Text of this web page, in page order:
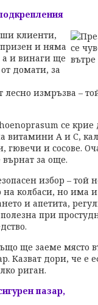
клиенти,
и няма
а и винаги ще
домати, за
измръзва –
се крие
витамини А и С,
гювечи и сосове.
за още.
избор – той
на колбаси, но има
и апетита,
при
ще заеме място
Казват дори, че е
риган.
пазар,